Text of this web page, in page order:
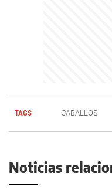
TAGS CABALLOS
Noticias